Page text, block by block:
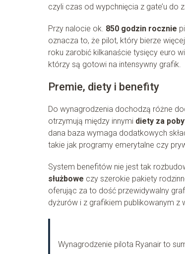
czyli czas od wypchnięcia z gate’u
Przy nalocie ok. 850 godzin rocznie
oznacza to, że pilot, który bierze
roku zarobić kilkanaście tysięcy euro
którzy są gotowi na intensywny grafik.
Premie, diety i benefity
Do wynagrodzenia dochodzą różne
otrzymują między innymi diety za
dana baza wymaga dodatkowych
takie jak programy emerytalne czy
System benefitów nie jest tak
służbowe czy szerokie pakiety
oferując za to dość przewidywalny
dyżurów i z grafikiem publikowanym z
Wynagrodzenie pilota Ryanair to